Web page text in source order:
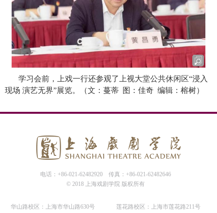
学习会前，上戏一行还参观了上视大堂公共休闲区“浸入
现场 演艺无界”展览。（文：蔓蒂 图：佳奇 编辑：榕树）
电话：+86-021-62482920
传真：+86-021-62482646
© 2018 上海戏剧学院 版权所有
华山路校区：上海市华山路630号 莲花路校区：上海市莲花路211号